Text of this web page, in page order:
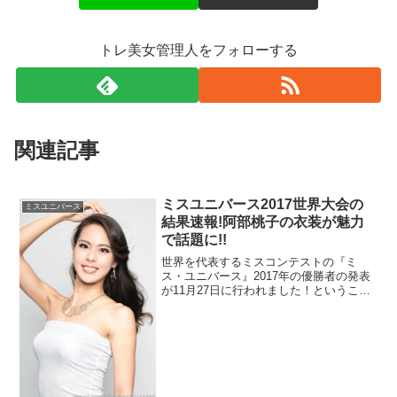
デコルテ部分の 「日本」という文字。
確かに違和感あります…。
先程、ご紹介した阿部桃子さんが持っていたセンスのよう
な書体ならまだしも、ゴシックっぽい感じのフォントから
ただ、他の部分は艶やかだし、個人的には振り袖部分に日
本の国旗があしらわれているのとかは割と好きです。
もちろん、デコルテの「日本」だけであれば批判はそれほ
ど起きないでしょう。
この衣装に隠れている他の特徴についてまとめます！
トレ美女管理人をフォローする
関連記事
ミスユニバース
ミスユニバース2017世界大会の
結果速報!阿部桃子の衣装が魅力
で話題に!!
世界を代表するミスコンテストの『ミ
ス・ユニバース』2017年の優勝者の発表
が11月27日に行われました！ということ